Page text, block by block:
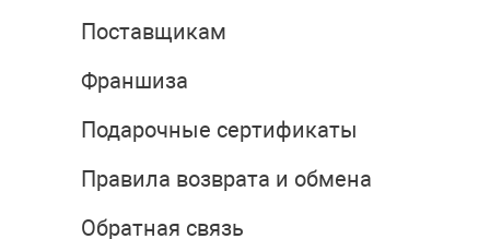
Поставщикам
Франшиза
Подарочные сертификаты
Правила возврата и обмена
Обратная связь